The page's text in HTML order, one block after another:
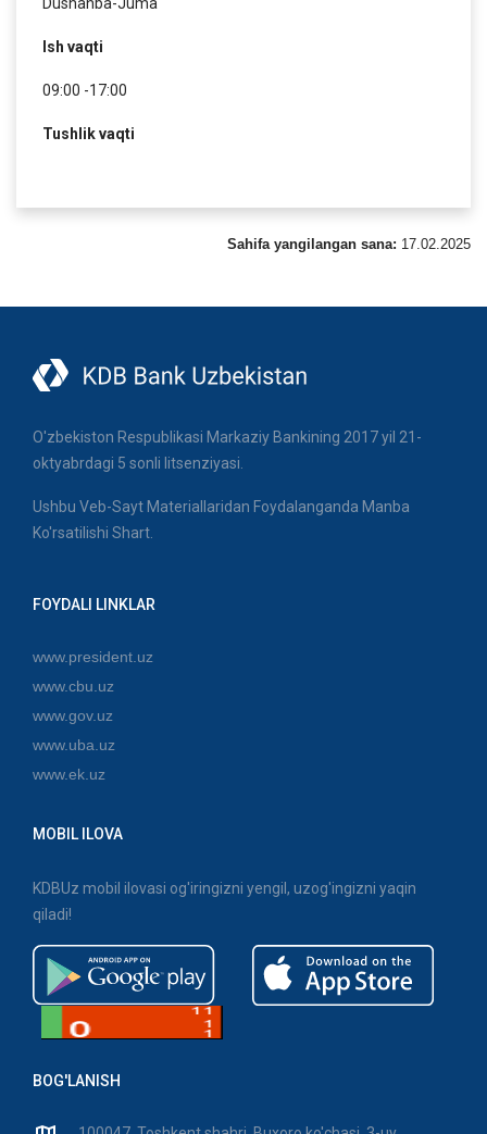
Ish vaqti
09:00 -17:00
Tushlik vaqti
Sahifa yangilangan sana: 17.02.2025
O'zbekiston Respublikasi Markaziy Bankining 2017 yil 21-
oktyabrdagi 5 sonli litsenziyasi.
Ushbu Veb-Sayt Materiallaridan Foydalanganda Manba
Ko'rsatilishi Shart.
FOYDALI LINKLAR
www.president.uz
www.cbu.uz
www.gov.uz
www.uba.uz
www.ek.uz
MOBIL ILOVA
KDBUz mobil ilovasi og'iringizni yengil, uzog'ingizni yaqin
qiladi!
BOG'LANISH